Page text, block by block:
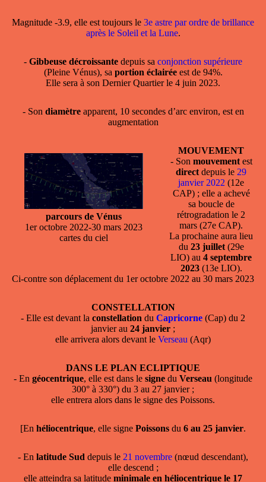
Magnitude -3.9, elle est toujours le 3e astre par ordre de brillance
après le Soleil et la Lune.
- Gibbeuse décroissante depuis sa conjonction supérieure
(Pleine Vénus), sa portion éclairéeest de 94%.
Elle sera à son Dernier Quartier le 4 juin 2023.
- Son diamètreapparent, 10 secondes d’arc environ, est en
augmentation
parcours de Vénus
1er octobre 2022-30 mars 2023
cartes du ciel
MOUVEMENT
- Son mouvementest
direct depuis le 29
janvier 2022 (12e
CAP) ; elle a achevé
sa boucle de
rétrogradation le 2
mars (27e CAP).
La prochaine aura lieu
du 23 juillet(29e
LIO) au 4 septembre
2023(13e LIO).
Ci-contre son déplacement du 1er octobre 2022 au 30 mars 2023
CONSTELLATION
- Elle est devant la constellation du Capricorne (Cap) du 2
janvier au 24 janvier ;
elle arrivera alors devant le Verseau (Aqr)
DANS LE PLAN ECLIPTIQUE
- En géocentrique, elle est dans le signe du Verseau (longitude
300° à 330°) du 3 au 27 janvier ;
elle entrera alors dans le signe des Poissons.
[En héliocentrique, elle signe Poissons du 6 au 25 janvier.
- En latitude Sud depuis le 21 novembre (nœud descendant),
elle descend ;
elle atteindra sa latitude minimale en héliocentrique le 17